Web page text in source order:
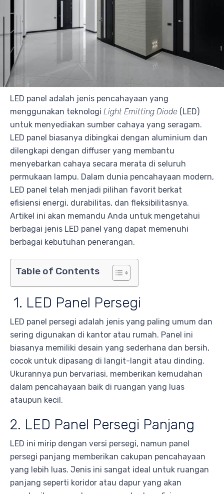
LED panel adalah jenis pencahayaan yang
menggunakan teknologi Light Emitting Diode (LED)
untuk menyediakan sumber cahaya yang seragam.
LED panel biasanya dibingkai dengan aluminium dan
dilengkapi dengan diffuser yang membantu
menyebarkan cahaya secara merata di seluruh
permukaan lampu. Dalam dunia pencahayaan modern,
LED panel telah menjadi pilihan favorit berkat
efisiensi energi, durabilitas, dan fleksibilitasnya.
Artikel ini akan memandu Anda untuk mengetahui
berbagai jenis LED panel yang dapat memenuhi
berbagai kebutuhan penerangan.
Table of Contents
1. LED Panel Persegi
LED panel persegi adalah jenis yang paling umum dan
sering digunakan di kantor atau rumah. Panel ini
biasanya memiliki desain yang sederhana dan bersih,
cocok untuk dipasang di langit-langit atau dinding.
Ukurannya pun bervariasi, memberikan kemudahan
dalam pencahayaan baik di ruangan yang luas
ataupun kecil.
2. LED Panel Persegi Panjang
LED ini mirip dengan versi persegi, namun panel
persegi panjang memberikan cakupan pencahayaan
yang lebih luas. Jenis ini sangat ideal untuk ruangan
panjang seperti koridor atau dapur yang akan